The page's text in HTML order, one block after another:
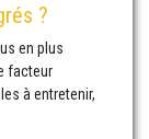
?
en plus
facteur
à entretenir,